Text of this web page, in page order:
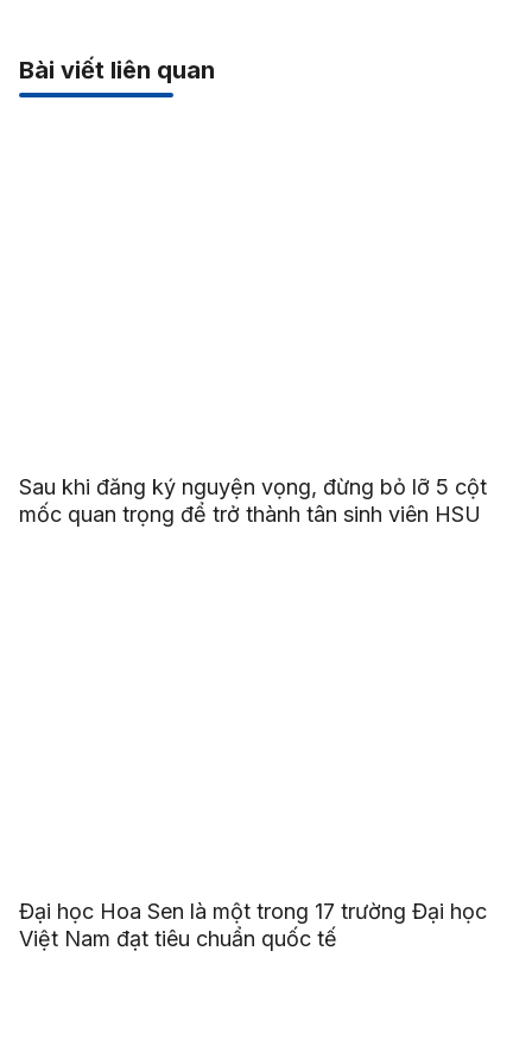
Bài viết liên quan
Sau khi đăng ký nguyện vọng, đừng bỏ lỡ 5 cột
mốc quan trọng để trở thành tân sinh viên HSU
Đại học Hoa Sen là một trong 17 trường Đại học
Việt Nam đạt tiêu chuẩn quốc tế